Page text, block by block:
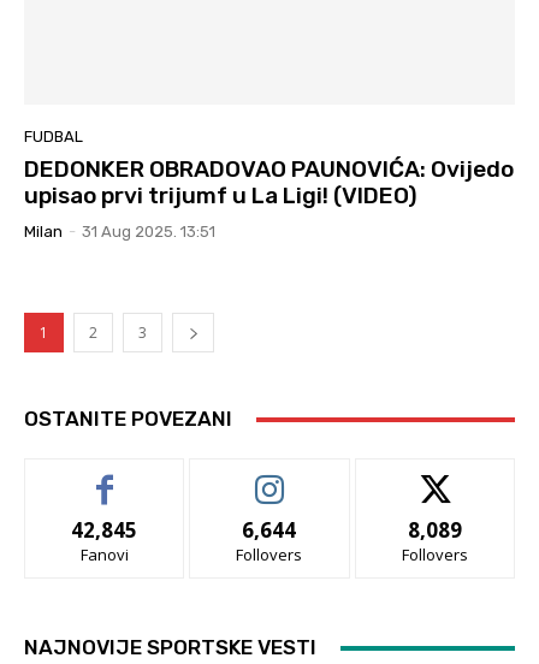
FUDBAL
DEDONKER OBRADOVAO PAUNOVIĆA: Ovijedo
upisao prvi trijumf u La Ligi! (VIDEO)
Milan - 31 Aug 2025. 13:51
1 2 3
OSTANITE POVEZANI
42,845
Fanovi
6,644
Follovers
8,089
Follovers
NAJNOVIJE SPORTSKE VESTI